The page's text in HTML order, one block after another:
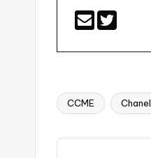
Etiquetas:
CCME Chanel